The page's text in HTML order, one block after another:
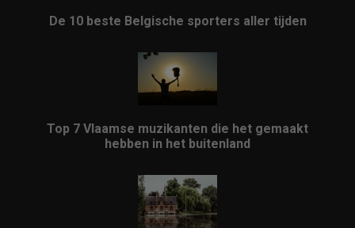
De 10 beste Belgische sporters aller tijden
Top 7 Vlaamse muzikanten die het gemaakt
hebben in het buitenland